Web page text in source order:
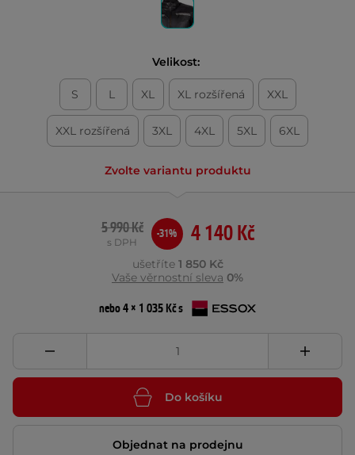
Velikost:
S L XL XL rozšířená XXL
XXL rozšířená 3XL 4XL 5XL 6XL
Zvolte variantu produktu
4 140 Kč
5 990 Kč
s DPH
-31%
ušetříte 1 850 Kč
Vaše věrnostní sleva 0%
nebo 4 × 1 035 Kč s
Do košíku
Objednat na prodejnu